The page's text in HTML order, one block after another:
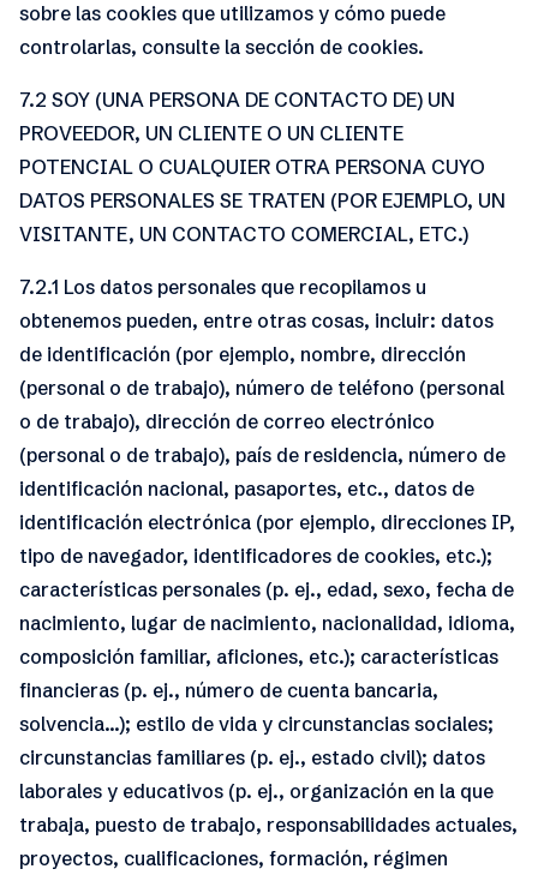
sobre las cookies que utilizamos y cómo puede
controlarlas, consulte la sección de cookies.
7.2 SOY (UNA PERSONA DE CONTACTO DE) UN
PROVEEDOR, UN CLIENTE O UN CLIENTE
POTENCIAL O CUALQUIER OTRA PERSONA CUYO
DATOS PERSONALES SE TRATEN (POR EJEMPLO, UN
VISITANTE, UN CONTACTO COMERCIAL, ETC.)
7.2.1 Los datos personales que recopilamos u
obtenemos pueden, entre otras cosas, incluir: datos
de identificación (por ejemplo, nombre, dirección
(personal o de trabajo), número de teléfono (personal
o de trabajo), dirección de correo electrónico
(personal o de trabajo), país de residencia, número de
identificación nacional, pasaportes, etc., datos de
identificación electrónica (por ejemplo, direcciones IP,
tipo de navegador, identificadores de cookies, etc.);
características personales (p. ej., edad, sexo, fecha de
nacimiento, lugar de nacimiento, nacionalidad, idioma,
composición familiar, aficiones, etc.); características
financieras (p. ej., número de cuenta bancaria,
solvencia...); estilo de vida y circunstancias sociales;
circunstancias familiares (p. ej., estado civil); datos
laborales y educativos (p. ej., organización en la que
trabaja, puesto de trabajo, responsabilidades actuales,
proyectos, cualificaciones, formación, régimen